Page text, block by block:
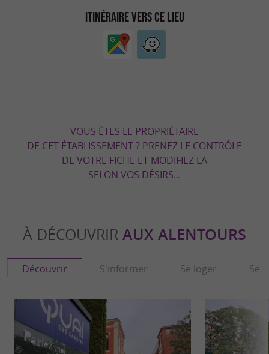
ITINÉRAIRE VERS CE LIEU
VOUS ÊTES LE PROPRIÉTAIRE
DE CET ÉTABLISSEMENT ? PRENEZ LE CONTRÔLE
DE VOTRE FICHE ET MODIFIEZ LA
SELON VOS DÉSIRS...
À DÉCOUVRIR AUX ALENTOURS
Découvrir S'informer Se loger Se